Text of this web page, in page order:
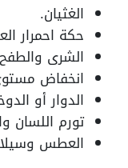
الغثيان.
حكة احمرار
الشرى
انخفاض
الدوار أو
تورم اللسان
العطس